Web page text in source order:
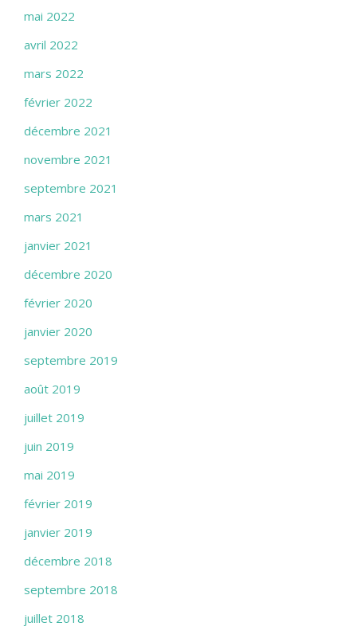
mai 2022
avril 2022
mars 2022
février 2022
décembre 2021
novembre 2021
septembre 2021
mars 2021
janvier 2021
décembre 2020
février 2020
janvier 2020
septembre 2019
août 2019
juillet 2019
juin 2019
mai 2019
février 2019
janvier 2019
décembre 2018
septembre 2018
juillet 2018